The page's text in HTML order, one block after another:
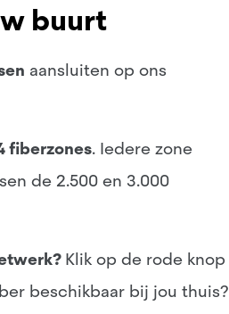
buurt
aansluiten op ons
fiberzones. Iedere zone
de 2.500 en 3.000
Klik op de rode knop
beschikbaar bij jou thuis?